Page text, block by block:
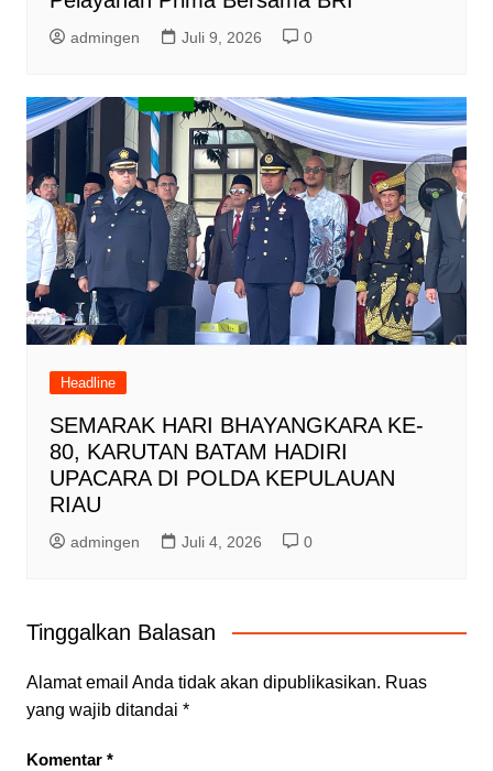
admingen Juli 9, 2026 0
Headline
SEMARAK HARI BHAYANGKARA KE-
80, KARUTAN BATAM HADIRI
UPACARA DI POLDA KEPULAUAN
RIAU
admingen Juli 4, 2026 0
Tinggalkan Balasan
Alamat email Anda tidak akan dipublikasikan. Ruas
yang wajib ditandai *
Komentar *